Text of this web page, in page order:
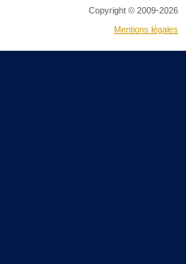
Copyright © 2009-2026
Mentions légales